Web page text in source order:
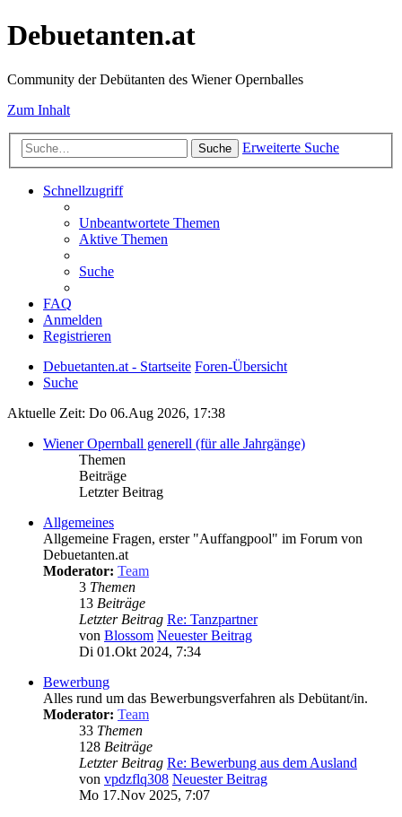
Debuetanten.at
Community der Debütanten des Wiener Opernballes
Zum Inhalt
Suche Erweiterte Suche
Schnellzugriff
Unbeantwortete Themen
Aktive Themen
Suche
FAQ
Anmelden
Registrieren
Debuetanten.at - Startseite Foren-Übersicht
Suche
Aktuelle Zeit: Do 06.Aug 2026, 17:38
Wiener Opernball generell (für alle Jahrgänge)
Themen
Beiträge
Letzter Beitrag
Allgemeines
Allgemeine Fragen, erster "Auffangpool" im Forum von
Debuetanten.at
Moderator: Team
3 Themen
13 Beiträge
Letzter Beitrag Re: Tanzpartner
von Blossom Neuester Beitrag
Di 01.Okt 2024, 7:34
Bewerbung
Alles rund um das Bewerbungsverfahren als Debütant/in.
Moderator: Team
33 Themen
128 Beiträge
Letzter Beitrag Re: Bewerbung aus dem Ausland
von vpdzflq308 Neuester Beitrag
Mo 17.Nov 2025, 7:07